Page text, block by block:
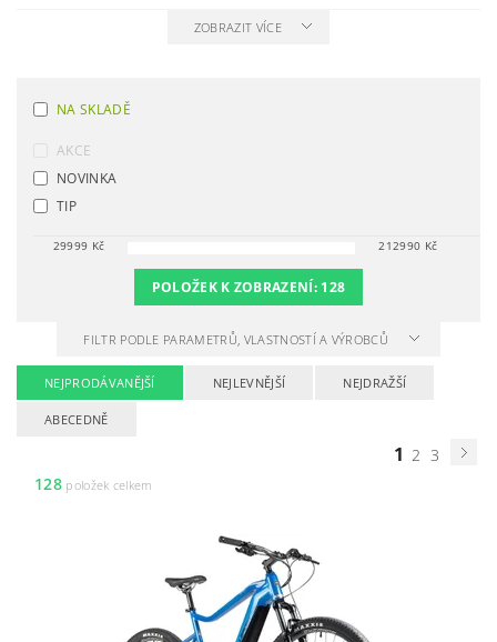
ZOBRAZIT VÍCE
NA SKLADĚ
AKCE
NOVINKA
TIP
29999 Kč 212990 Kč
POLOŽEK K ZOBRAZENÍ: 128
FILTR PODLE PARAMETRŮ, VLASTNOSTÍ A VÝROBCŮ
NEJPRODÁVANĚJŠÍ NEJLEVNĚJŠÍ NEJDRAŽŠÍ
ABECEDNĚ
1 2 3
128položek celkem